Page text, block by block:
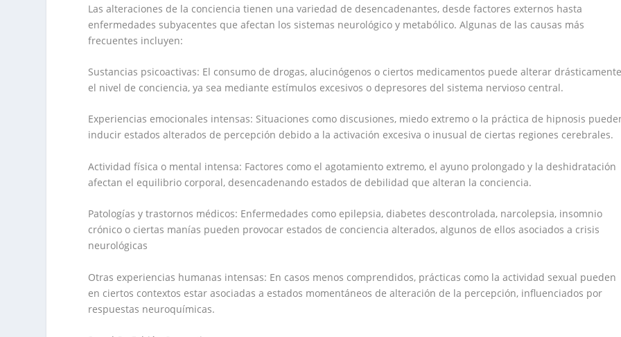
Las alteraciones de la conciencia tienen una variedad de desencadenantes, desde factores externos hasta
enfermedades subyacentes que afectan los sistemas neurológico y metabólico. Algunas de las causas más
frecuentes incluyen:
Sustancias psicoactivas: El consumo de drogas, alucinógenos o ciertos medicamentos puede alterar
el nivel de conciencia, ya sea mediante estímulos excesivos o depresores del sistema nervioso central.
Experiencias emocionales intensas: Situaciones como discusiones, miedo extremo o la práctica de hipnosis
inducir estados alterados de percepción debido a la activación excesiva o inusual de ciertas regiones cerebrales.
Actividad física o mental intensa: Factores como el agotamiento extremo, el ayuno prolongado y la deshidratación
afectan el equilibrio corporal, desencadenando estados de debilidad que alteran la conciencia.
Patologías y trastornos médicos: Enfermedades como epilepsia, diabetes descontrolada, narcolepsia, insomnio
crónico o ciertas manías pueden provocar estados de conciencia alterados, algunos de ellos asociados a crisis
neurológicas
Otras experiencias humanas intensas: En casos menos comprendidos, prácticas como la actividad sexual pueden
en ciertos contextos estar asociadas a estados momentáneos de alteración de la percepción, influenciados por
respuestas neuroquímicas.